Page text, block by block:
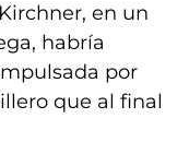
en un
habría
por
que al final